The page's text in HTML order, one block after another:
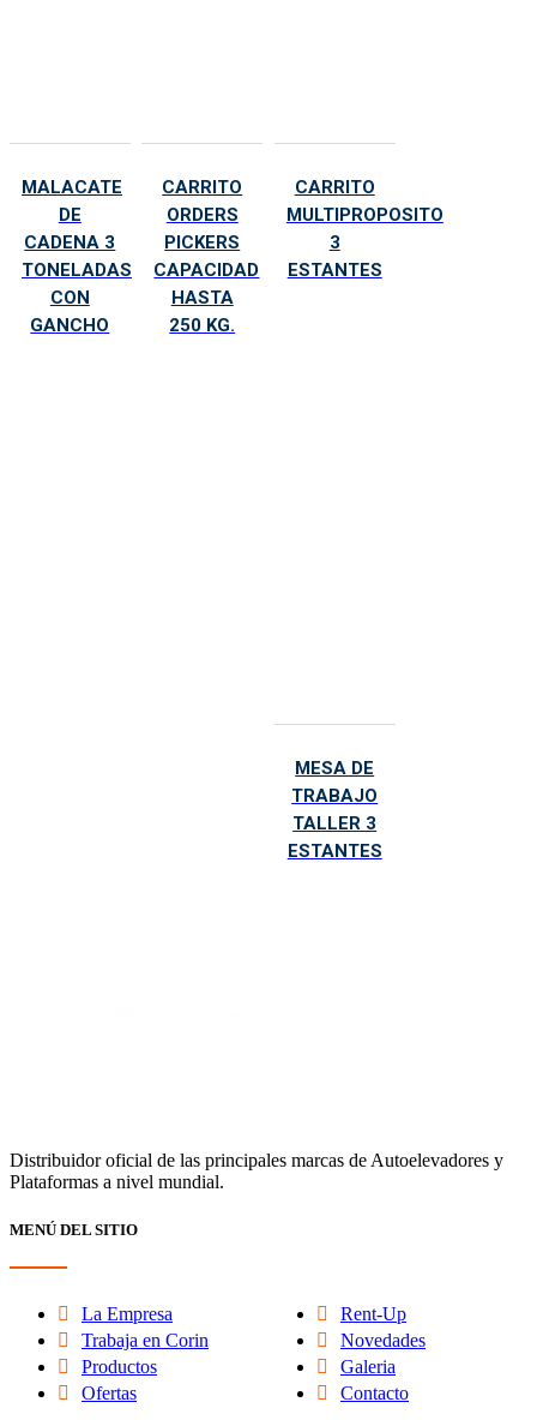
MALACATE
DE
CADENA 3
TONELADAS
CON
GANCHO
CARRITO
ORDERS
PICKERS
CAPACIDAD
HASTA
250 KG.
CARRITO
MULTIPROPOSITO
3
ESTANTES
MESA DE
TRABAJO
TALLER 3
ESTANTES
Distribuidor oficial de las principales marcas de Autoelevadores y
Plataformas a nivel mundial.
MENÚ DEL SITIO
La Empresa
Trabaja en Corin
Productos
Ofertas
Rent-Up
Novedades
Galeria
Contacto